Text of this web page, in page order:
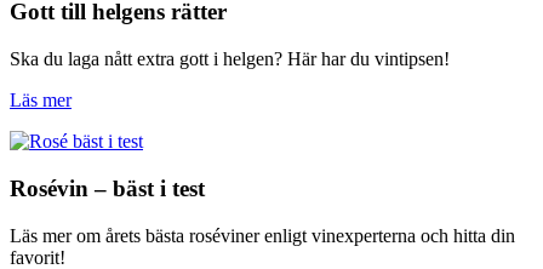
Gott till helgens rätter
Ska du laga nått extra gott i helgen? Här har du vintipsen!
Läs mer
Rosévin – bäst i test
Läs mer om årets bästa roséviner enligt vinexperterna och hitta din
favorit!